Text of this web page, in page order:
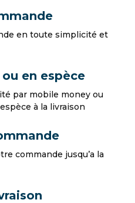
en toute simplicité et
en espèce
par mobile money ou
à la livraison
commande jusqu’a la